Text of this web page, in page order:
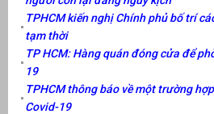
TPHCM kiến nghị Chính phủ bố trí
tạm thời
TP HCM: Hàng quán đóng cửa để
19
TPHCM thông báo về một trường
Covid-19